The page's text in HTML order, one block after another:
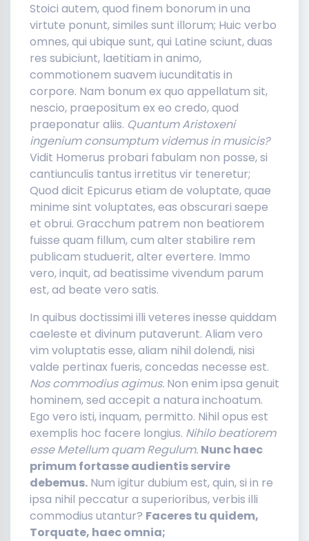
Stoici autem, quod finem bonorum in una
virtute ponunt, similes sunt illorum; Huic verbo
omnes, qui ubique sunt, qui Latine sciunt, duas
res subiciunt, laetitiam in animo,
commotionem suavem iucunditatis in
corpore. Nam bonum ex quo appellatum sit,
nescio, praepositum ex eo credo, quod
praeponatur aliis. Quantum Aristoxeni
ingenium consumptum videmus in musicis?
Vidit Homerus probari fabulam non posse, si
cantiunculis tantus irretitus vir teneretur;
Quod dicit Epicurus etiam de voluptate, quae
minime sint voluptates, eas obscurari saepe
et obrui. Gracchum patrem non beatiorem
fuisse quam fillum, cum alter stabilire rem
publicam studuerit, alter evertere. Immo
vero, inquit, ad beatissime vivendum parum
est, ad beate vero satis.
In quibus doctissimi illi veteres inesse quiddam
caeleste et divinum putaverunt. Aliam vero
vim voluptatis esse, aliam nihil dolendi, nisi
valde pertinax fueris, concedas necesse est.
Nos commodius agimus. Non enim ipsa genuit
hominem, sed accepit a natura inchoatum.
Ego vero isti, inquam, permitto. Nihil opus est
exemplis hoc facere longius. Nihilo beatiorem
esse Metellum quam Regulum. Nunc haec
primum fortasse audientis servire
debemus. Num igitur dubium est, quin, si in re
ipsa nihil peccatur a superioribus, verbis illi
commodius utantur? Faceres tu quidem,
Torquate, haec omnia;